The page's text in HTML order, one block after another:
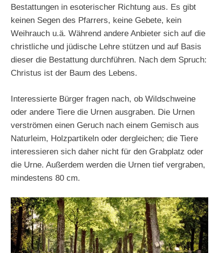
Bestattungen in esoterischer Richtung aus. Es gibt
keinen Segen des Pfarrers, keine Gebete, kein
Weihrauch u.ä. Während andere Anbieter sich auf die
christliche und jüdische Lehre stützen und auf Basis
dieser die Bestattung durchführen. Nach dem Spruch:
Christus ist der Baum des Lebens.
Interessierte Bürger fragen nach, ob Wildschweine
oder andere Tiere die Urnen ausgraben. Die Urnen
verströmen einen Geruch nach einem Gemisch aus
Naturleim, Holzpartikeln oder dergleichen; die Tiere
interessieren sich daher nicht für den Grabplatz oder
die Urne. Außerdem werden die Urnen tief vergraben,
mindestens 80 cm.